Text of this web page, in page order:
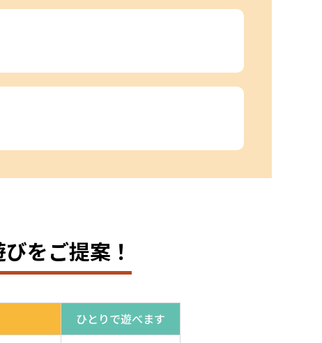
をご提案！
ひとりで遊べます